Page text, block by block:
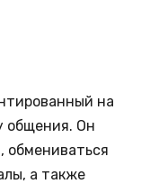
на
общения. Он
обмениваться
а также